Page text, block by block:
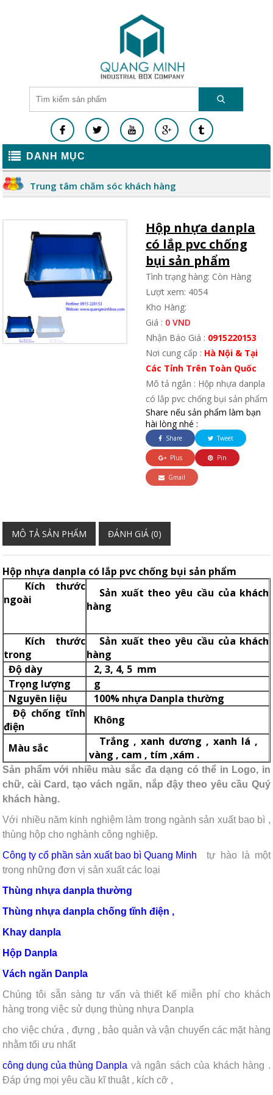
DANH MỤC
Trung tâm chăm sóc khách hàng
Hộp nhựa danpla
có lắp pvc chống
bụi sản phẩm
Tình trạng hàng: Còn Hàng
Lượt xem: 4054
Kho Hàng:
Giá : 0 VND
Nhận Báo Giá : 0915220153
Nơi cung cấp : Hà Nội & Tại
Các Tỉnh Trên Toàn Quốc
Mô tả ngắn : Hộp nhựa danpla
có lắp pvc chống bụi sản phẩm
Share nếu sản phẩm làm bạn
hài lòng nhé :
Share Tweet
Plus Pin
Gmail
MÔ TẢ SẢN PHẨM ĐÁNH GIÁ (0)
Hộp nhựa danpla có lắp pvc chống bụi sản phẩm
Kích thước
ngoài
Sản xuất theo yêu cầu của khách
hàng
Kích thước
trong
Sản xuất theo yêu cầu của khách
hàng
Độ dày
2, 3, 4, 5 mm
Trọng lượng
g
Nguyên liệu
100% nhựa Danpla thường
Độ chống tĩnh
điện
Không
Màu sắc
Trắng , xanh dương , xanh lá ,
vàng , cam , tím ,xám .
Sản phẩm với nhiều màu sắc đa dạng có thể in Logo, in
chữ, cài Card, tạo vách ngăn, nắp đậy theo yêu cầu Quý
khách hàng.
Với nhiều năm kinh nghiệm làm trong ngành sản xuất bao bì ,
thùng hộp cho nghành công nghiệp.
Công ty cổ phần sản xuất bao bì Quang Minh
tự hào là một
trong những đơn vị sản xuất các loại
Thùng nhựa danpla thường
Thùng nhựa danpla chống tĩnh điện ,
Khay danpla
Hộp Danpla
Vách ngăn Danpla
Chúng tôi sẵn sàng tư vấn và thiết kế miễn phí cho khách
hàng trong việc sử dụng thùng nhựa Danpla
cho việc chứa , đựng , bảo quản và vận chuyển các mặt hàng
nhằm tối ưu nhất
công dụng của thùng Danpla và ngân sách của khách hàng .
Đáp ứng mọi yêu cầu kĩ thuật , kích cỡ ,